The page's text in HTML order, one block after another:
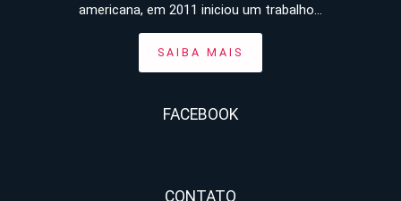
americana, em 2011 iniciou um trabalho...
SAIBA MAIS
FACEBOOK
CONTATO